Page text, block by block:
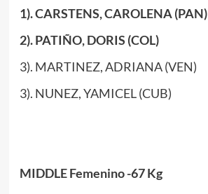
1). CARSTENS, CAROLENA (PAN)
2). PATIÑO, DORIS (COL)
3). MARTINEZ, ADRIANA (VEN)
3). NUNEZ, YAMICEL (CUB)
MIDDLE Femenino -67 Kg